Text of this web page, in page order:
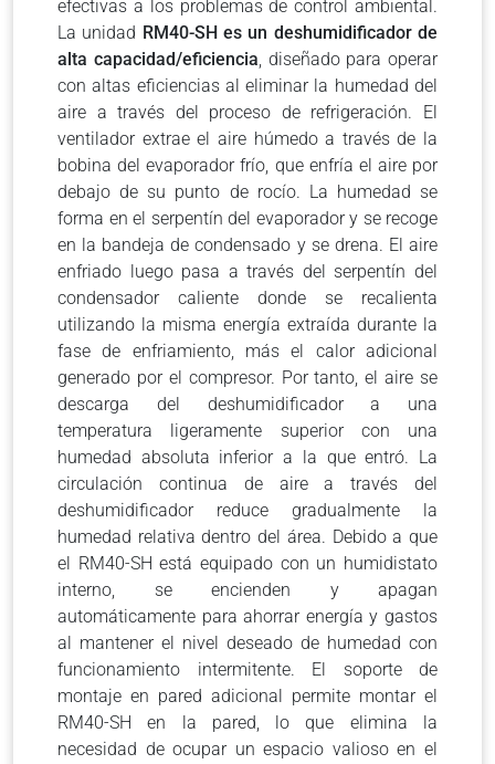
efectivas a los problemas de control ambiental.
La unidad RM40-SH es un deshumidificador de
alta capacidad/eficiencia, diseñado para operar
con altas eficiencias al eliminar la humedad del
aire a través del proceso de refrigeración. El
ventilador extrae el aire húmedo a través de la
bobina del evaporador frío, que enfría el aire por
debajo de su punto de rocío. La humedad se
forma en el serpentín del evaporador y se recoge
en la bandeja de condensado y se drena. El aire
enfriado luego pasa a través del serpentín del
condensador caliente donde se recalienta
utilizando la misma energía extraída durante la
fase de enfriamiento, más el calor adicional
generado por el compresor. Por tanto, el aire se
descarga del deshumidificador a una
temperatura ligeramente superior con una
humedad absoluta inferior a la que entró. La
circulación continua de aire a través del
deshumidificador reduce gradualmente la
humedad relativa dentro del área. Debido a que
el RM40-SH está equipado con un humidistato
interno, se encienden y apagan
automáticamente para ahorrar energía y gastos
al mantener el nivel deseado de humedad con
funcionamiento intermitente. El soporte de
montaje en pared adicional permite montar el
RM40-SH en la pared, lo que elimina la
necesidad de ocupar un espacio valioso en el